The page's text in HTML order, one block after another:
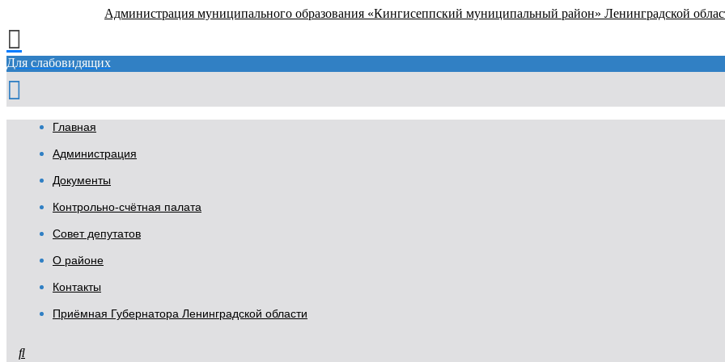
Администрация муниципального образования «Кингисеппский муниципальный район» Ленинградской
Для слабовидящих
Главная
Администрация
Документы
Контрольно-счётная палата
Совет депутатов
О районе
Контакты
Приёмная Губернатора Ленинградской области